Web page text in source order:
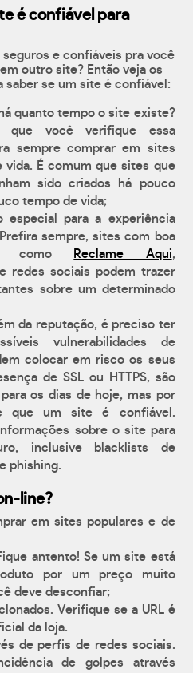
é confiável para
seguros e confiáveis pra você
outro site? Então veja os
saber se um site é confiável:
quanto tempo o site existe?
que você verifique essa
sempre comprar em sites
vida. É comum que sites que
sido criados há pouco
tempo de vida;
especial para a experiência
sempre, sites com boa
como
Reclame Aqui,
e redes sociais podem trazer
sobre um determinado
da reputação, é preciso ter
vulnerabilidades de
colocar em risco os seus
de SSL ou HTTPS, são
os dias de hoje, mas por
que um site é confiável.
sobre o site para
inclusive blacklists de
phishing.
line?
em sites populares e de
antento! Se um site está
por um preço muito
deve desconfiar;
Verifique se a URL é
da loja.
de perfis de redes sociais.
de golpes através